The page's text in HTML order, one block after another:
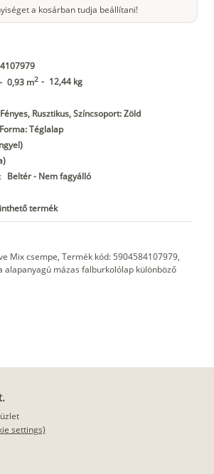
a kosárban tudja beállítani!
- 0,93 m2 - 12,44 kg
Fényes, Rusztikus, Színcsoport: Zöld
Téglalap
Beltér - Nem fagyálló
termék
Mix csempe, Termék kód: 5904584107979,
alapanyagú mázas falburkolólap különböző
settings)